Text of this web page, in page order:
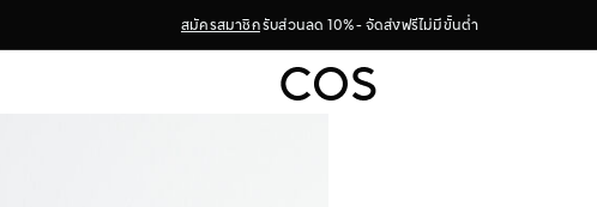
สมัครสมาชิกรับส่วนลด 10% - จัดส่งฟรีไม่มีขั้นต่ำ